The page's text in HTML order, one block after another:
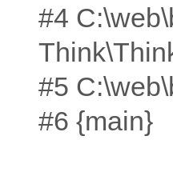
#4
#5
#6 {main}